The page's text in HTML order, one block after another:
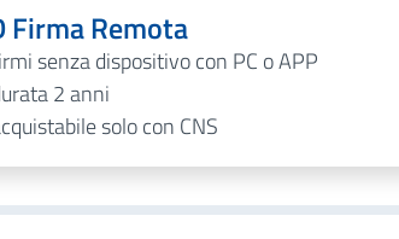
Firma Remota
senza dispositivo con PC o APP
2 anni
solo con CNS